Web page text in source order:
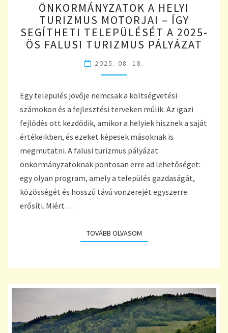
A
HELYI
TURIZMUS
MOTORJAI
ÍGY
SEGÍTHETI
A
2025-
ÖS
FALUSI
TURIZMUS
PÁLYÁZAT
ÖNKORMÁNYZATOK A HELYI
TURIZMUS MOTORJAI – ÍGY
SEGÍTHETI TELEPÜLÉSÉT A 2025-
ÖS FALUSI TURIZMUS PÁLYÁZAT
2025. 08. 18.
Egy település jövője nemcsak a költségvetési
számokon és a fejlesztési terveken múlik. Az igazi
fejlődés ott kezdődik, amikor a helyiek hisznek a saját
értékeikben, és ezeket képesek másoknak is
megmutatni. A falusi turizmus pályázat
önkormányzatoknak pontosan erre ad lehetőséget:
egy olyan program, amely a település gazdaságát,
közösségét és hosszú távú vonzerejét egyszerre
erősíti. Miért…
TOVÁBB OLVASOMTOVÁBB OLVASOM